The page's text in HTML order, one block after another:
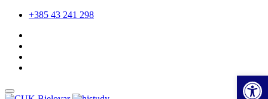
+385 43 241 298